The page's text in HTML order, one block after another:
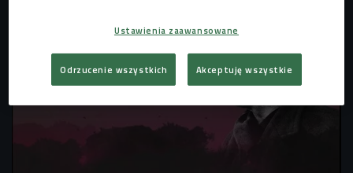
"Ferdydurke" Witolda Gombrowicza - cz. 5.
14'50
"Ferdydurke" Witolda Gombrowicza - cz. 6.
Ustawienia zaawansowane
Odrzucenie wszystkich Akceptuję wszystkie